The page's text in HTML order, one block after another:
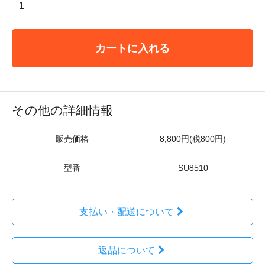
カートに入れる
その他の詳細情報
販売価格 8,800円(税800円)
型番 SU8510
支払い・配送について
返品について